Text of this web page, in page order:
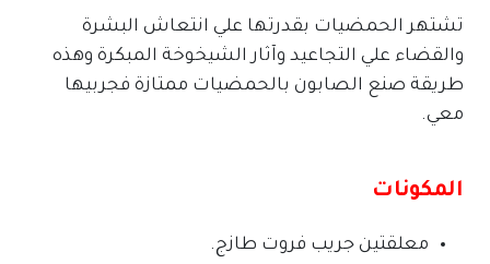
تشتهر الحمضيات بقدرتها علي انتعاش البشرة
والقضاء علي التجاعيد وآثار الشيخوخة المبكرة وهذه
طريقة صنع الصابون بالحمضيات ممتازة فجربيها
معي.
المكونات
معلقتين جريب فروت طازج.